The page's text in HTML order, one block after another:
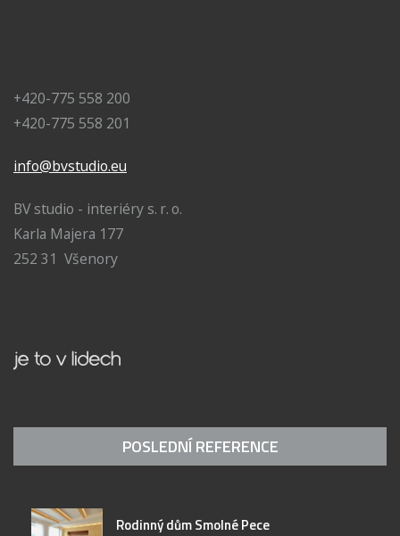
+420-775 558 200
+420-775 558 201
info@bvstudio.eu
BV studio - interiéry s. r. o.
Karla Majera 177
252 31 Všenory
POSLEDNÍ REFERENCE
Rodinný dům Smolné Pece